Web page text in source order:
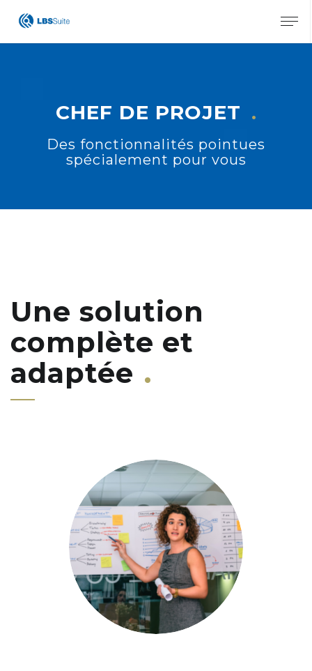
X
CHEF DE PROJET
Des fonctionnalités pointues
spécialement pour vous
Une solution
complète et
adaptée